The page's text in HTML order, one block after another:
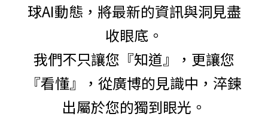
球AI動態，將最新的資訊與洞見盡
收眼底。
我們不只讓您『知道』，更讓您
『看懂』，從廣博的見識中，淬鍊
出屬於您的獨到眼光。